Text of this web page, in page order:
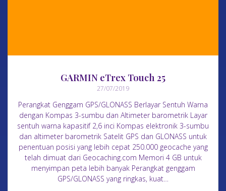
GARMIN eTrex Touch 25
27/07/2019
Perangkat Genggam GPS/GLONASS Berlayar Sentuh Warna
dengan Kompas 3-sumbu dan Altimeter barometrik Layar
sentuh warna kapasitif 2,6 inci Kompas elektronik 3-sumbu
dan altimeter barometrik Satelit GPS dan GLONASS untuk
penentuan posisi yang lebih cepat 250.000 geocache yang
telah dimuat dari Geocaching.com Memori 4 GB untuk
menyimpan peta lebih banyak Perangkat genggam
GPS/GLONASS yang ringkas, kuat…